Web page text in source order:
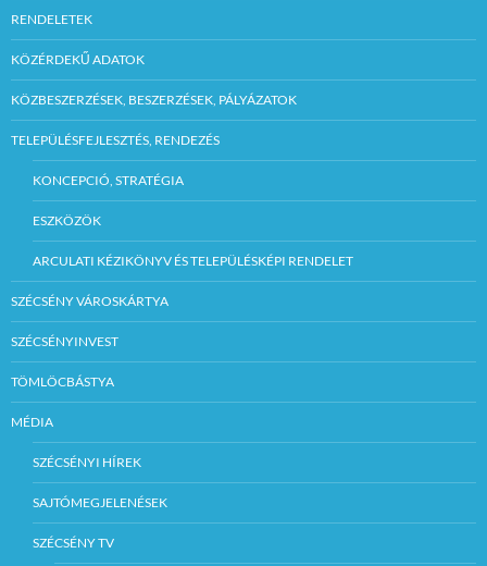
RENDELETEK
KÖZÉRDEKŰ ADATOK
KÖZBESZERZÉSEK, BESZERZÉSEK, PÁLYÁZATOK
TELEPÜLÉSFEJLESZTÉS, RENDEZÉS
KONCEPCIÓ, STRATÉGIA
ESZKÖZÖK
ARCULATI KÉZIKÖNYV ÉS TELEPÜLÉSKÉPI RENDELET
SZÉCSÉNY VÁROSKÁRTYA
SZÉCSÉNYINVEST
TÖMLÖCBÁSTYA
MÉDIA
SZÉCSÉNYI HÍREK
SAJTÓMEGJELENÉSEK
SZÉCSÉNY TV